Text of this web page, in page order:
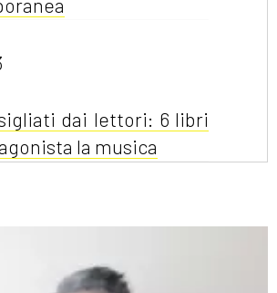
dai lettori: 6 libri
la musica
mondiale della